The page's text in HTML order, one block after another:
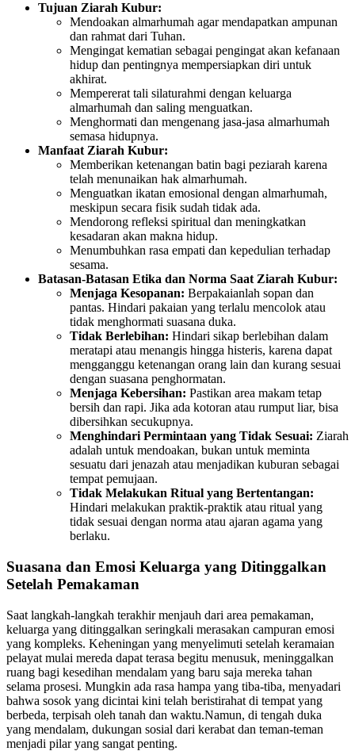
Tujuan Ziarah Kubur:
Mendoakan almarhumah agar mendapatkan ampunan
dan rahmat dari Tuhan.
Mengingat kematian sebagai pengingat akan kefanaan
hidup dan pentingnya mempersiapkan diri untuk
akhirat.
Mempererat tali silaturahmi dengan keluarga
almarhumah dan saling menguatkan.
Menghormati dan mengenang jasa-jasa almarhumah
semasa hidupnya.
Manfaat Ziarah Kubur:
Memberikan ketenangan batin bagi peziarah karena
telah menunaikan hak almarhumah.
Menguatkan ikatan emosional dengan almarhumah,
meskipun secara fisik sudah tidak ada.
Mendorong refleksi spiritual dan meningkatkan
kesadaran akan makna hidup.
Menumbuhkan rasa empati dan kepedulian terhadap
sesama.
Batasan-Batasan Etika dan Norma Saat Ziarah Kubur:
Menjaga Kesopanan: Berpakaianlah sopan dan
pantas. Hindari pakaian yang terlalu mencolok atau
tidak menghormati suasana duka.
Tidak Berlebihan: Hindari sikap berlebihan dalam
meratapi atau menangis hingga histeris, karena dapat
mengganggu ketenangan orang lain dan kurang sesuai
dengan suasana penghormatan.
Menjaga Kebersihan: Pastikan area makam tetap
bersih dan rapi. Jika ada kotoran atau rumput liar, bisa
dibersihkan secukupnya.
Menghindari Permintaan yang Tidak Sesuai: Ziarah
adalah untuk mendoakan, bukan untuk meminta
sesuatu dari jenazah atau menjadikan kuburan sebagai
tempat pemujaan.
Tidak Melakukan Ritual yang Bertentangan:
Hindari melakukan praktik-praktik atau ritual yang
tidak sesuai dengan norma atau ajaran agama yang
berlaku.
Suasana dan Emosi Keluarga yang Ditinggalkan
Setelah Pemakaman
Saat langkah-langkah terakhir menjauh dari area pemakaman,
keluarga yang ditinggalkan seringkali merasakan campuran emosi
yang kompleks. Keheningan yang menyelimuti setelah keramaian
pelayat mulai mereda dapat terasa begitu menusuk, meninggalkan
ruang bagi kesedihan mendalam yang baru saja mereka tahan
selama prosesi. Mungkin ada rasa hampa yang tiba-tiba, menyadari
bahwa sosok yang dicintai kini telah beristirahat di tempat yang
berbeda, terpisah oleh tanah dan waktu.Namun, di tengah duka
yang mendalam, dukungan sosial dari kerabat dan teman-teman
menjadi pilar yang sangat penting.